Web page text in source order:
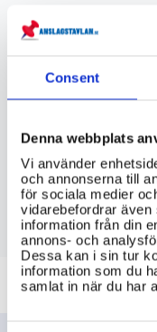
Consent
Denna webbplats
Vi använder
och annonserna till
för sociala medier
vidarebefordrar även
information från din
annons- och
Dessa kan i sin tur
information som du
samlat in när du har
till det civila
rättigheter som
försvaret?
Vilka uppgifter
utföra i ett